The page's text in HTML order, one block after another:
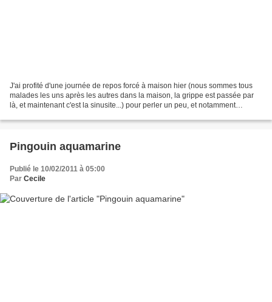
J'ai profité d'une journée de repos forcé à maison hier (nous sommes tous
malades les uns après les autres dans la maison, la grippe est passée par
là, et maintenant c'est la sinusite...) pour perler un peu, et notamment
Pingouin aquamarine
Publié le 10/02/2011 à 05:00
Par Cecile